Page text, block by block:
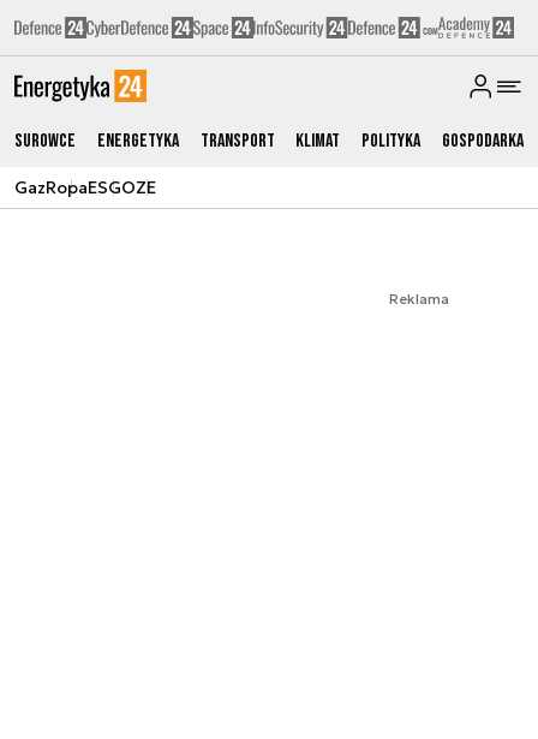
Surowce Energetyka Transport Klimat Polityka Gospodarka
GazRopaESGOZE
Reklama